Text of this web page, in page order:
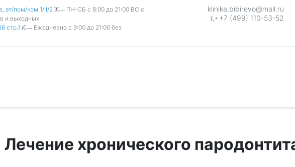
эт/пом/ком 1/II/2
ПН-СБ с 8:00 до 21:00 ВС с
и выходных.
стр.1
Ежедневно с 9:00 до 21:00 без
klinika.bibirevo@mail.ru
+7 (499) 110-53-52
Лечение хронического